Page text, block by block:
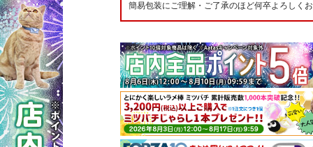
簡易包装にご理解・ご了承のほど何卒よろしくお